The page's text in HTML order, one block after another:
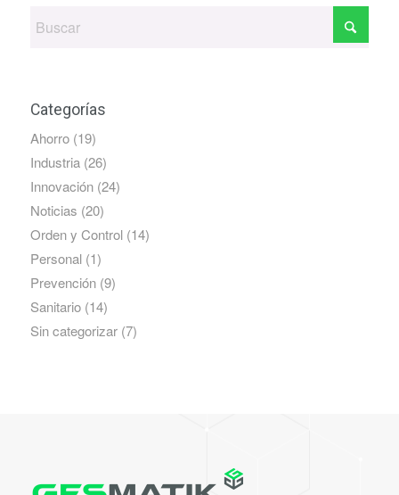
Categorías
Ahorro(19)
Industria(26)
Innovación(24)
Noticias (20)
Orden y Control(14)
Personal(1)
Prevención(9)
Sanitario(14)
Sin categorizar(7)